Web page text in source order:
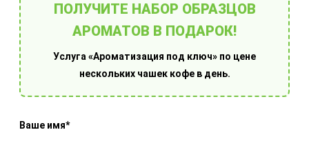
ПОЛУЧИТЕ НАБОР ОБРАЗЦОВ
АРОМАТОВ В ПОДАРОК!
Услуга «Ароматизация под ключ» по цене
нескольких чашек кофе в день.
Ваше имя*